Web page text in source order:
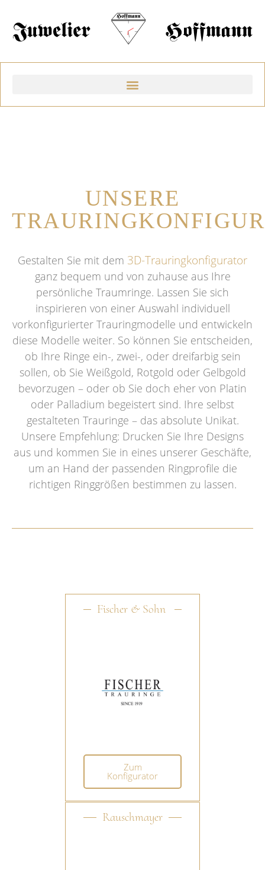
UNSERE
Gestalten Sie mit dem 3D-Trauringkonfigurator
ganz bequem und von zuhause aus Ihre
persönliche Traumringe. Lassen Sie sich
inspirieren von einer Auswahl individuell
vorkonfigurierter Trauringmodelle und entwickeln
diese Modelle weiter. So können Sie entscheiden,
ob Ihre Ringe ein-, zwei-, oder dreifarbig sein
sollen, ob Sie Weißgold, Rotgold oder Gelbgold
bevorzugen – oder ob Sie doch eher von Platin
oder Palladium begeistert sind. Ihre selbst
gestalteten Trauringe – das absolute Unikat.
Unsere Empfehlung: Drucken Sie Ihre Designs
aus und kommen Sie in eines unserer Geschäfte,
um an Hand der passenden Ringprofile die
richtigen Ringgrößen bestimmen zu lassen.
Fischer & Sohn ​
Zum
Konfigurator
Rauschmayer